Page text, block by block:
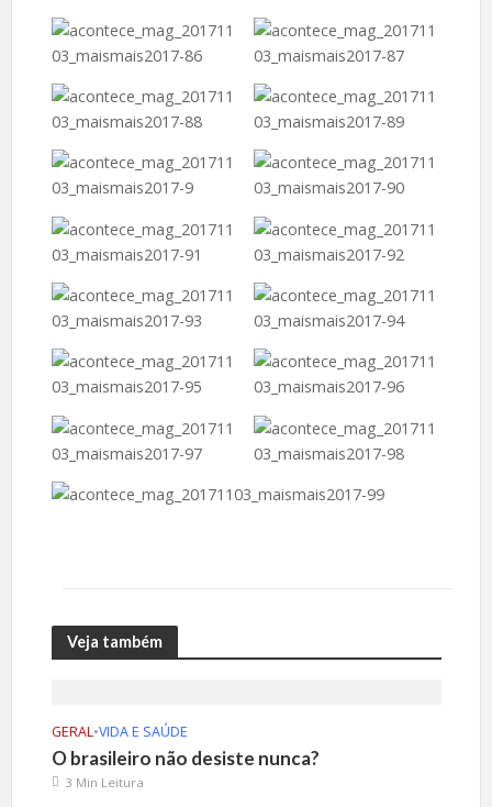
Veja também
GERAL•VIDA E SAÚDE
O brasileiro não desiste nunca?
3 Min Leitura